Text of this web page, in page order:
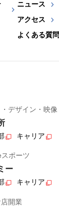
ニュース
アクセス
よくある質問
デザイン・映像
キャリア
ポーツ
ー
キャリア
開業